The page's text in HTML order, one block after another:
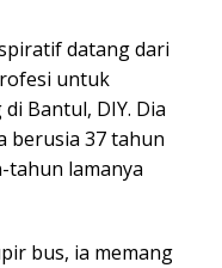
datang dari
untuk
Bantul, DIY. Dia
berusia 37 tahun
tahun lamanya
bus, ia memang